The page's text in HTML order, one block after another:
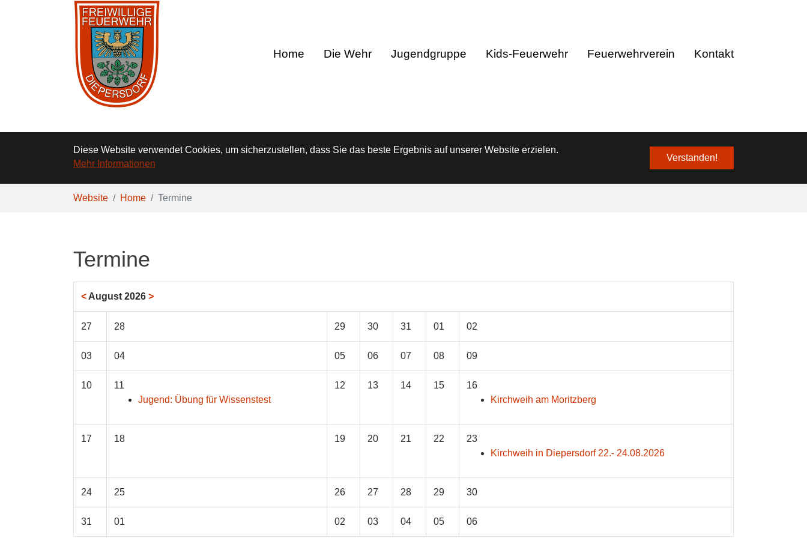
Diese Website verwendet Cookies, um sicherzustellen, dass Sie das beste Ergebnis auf unserer Website erzielen.
Mehr Informationen
Verstanden!
Home Die Wehr Jugendgruppe Kids-Feuerwehr Feuerwehrverein Kontakt
Sie sind hier:
Website Home Termine
Termine
< August 2026 >
27 28 29 30 31 01 02
03 04 05 06 07 08 09
10
11
Jugend: Übung für Wissenstest
12 13 14 15
16
Kirchweih am Moritzberg
17 18 19 20 21 22
23
Kirchweih in Diepersdorf 22.- 24.08.2026
24 25 26 27 28 29 30
31 01 02 03 04 05 06